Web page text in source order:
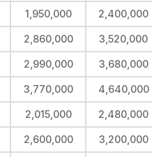
1,950,000 2,400,000
2,860,000 3,520,000
2,990,000 3,680,000
3,770,000 4,640,000
2,015,000 2,480,000
2,600,000 3,200,000